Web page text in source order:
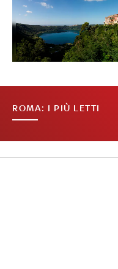
ROMA: I PIÙ LETTI